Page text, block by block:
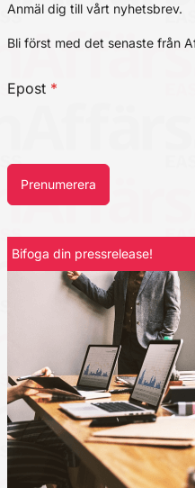
Anmäl dig till vårt nyhetsbrev.
Bli först med det senaste från
Epost *
Prenumerera
Bifoga din pressrelease!